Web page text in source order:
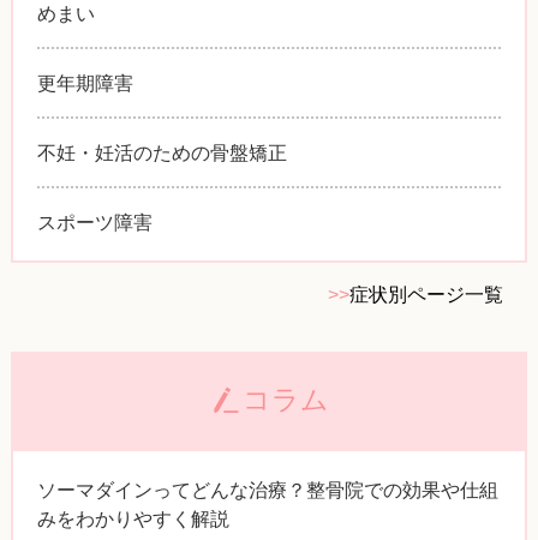
めまい
更年期障害
不妊・妊活のための骨盤矯正
スポーツ障害
>>症状別ページ一覧
コラム
ソーマダインってどんな治療？整骨院での効果や仕組
みをわかりやすく解説